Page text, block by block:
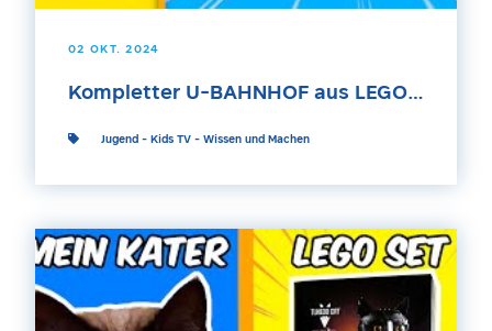
02 OKT. 2024
Kompletter U-BAHNHOF aus LEGO…
Jugend - Kids TV - Wissen und Machen